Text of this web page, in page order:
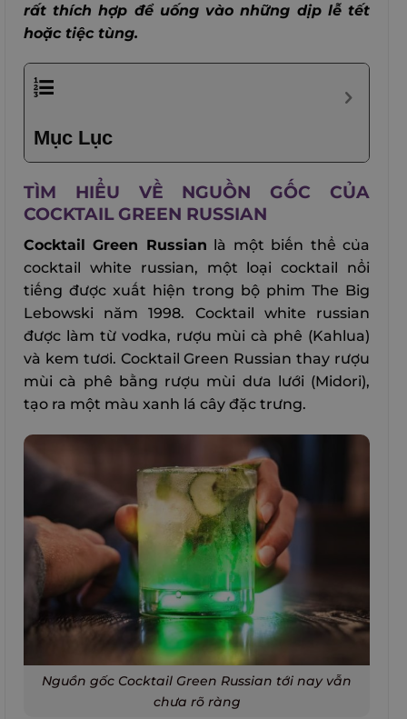
rất thích hợp để uống vào những dịp lễ tết
hoặc tiệc tùng.
Mục Lục
TÌM HIỂU VỀ NGUỒN GỐC CỦA
COCKTAIL GREEN RUSSIAN
Cocktail Green Russian là một biến thể của
cocktail white russian, một loại cocktail nổi
tiếng được xuất hiện trong bộ phim The Big
Lebowski năm 1998. Cocktail white russian
được làm từ vodka, rượu mùi cà phê (Kahlua)
và kem tươi. Cocktail Green Russian thay rượu
mùi cà phê bằng rượu mùi dưa lưới (Midori),
tạo ra một màu xanh lá cây đặc trưng.
Nguồn gốc Cocktail Green Russian tới nay vẫn
chưa rõ ràng